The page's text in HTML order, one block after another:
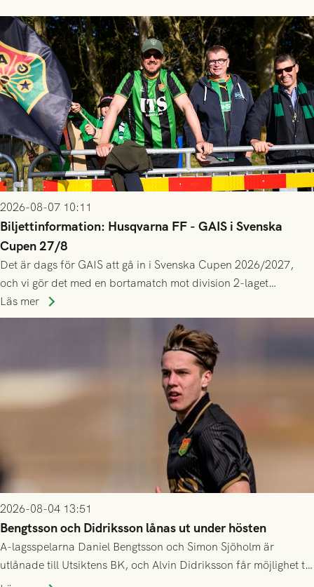
2026-08-07 10:11
Biljettinformation: Husqvarna FF - GAIS i Svenska
Cupen 27/8
Det är dags för GAIS att gå in i Svenska Cupen 2026/2027,
och vi gör det med en bortamatch mot division 2-laget
Husqvarna FF. Häng med och stötta grönsvart på plats!
Läs mer
2026-08-04 13:51
Bengtsson och Didriksson lånas ut under hösten
A-lagsspelarna Daniel Bengtsson och Simon Sjöholm är
utlånade till Utsiktens BK, och Alvin Didriksson får möjlighet till
speltid i Hestrafors genom föreningssamarbete.